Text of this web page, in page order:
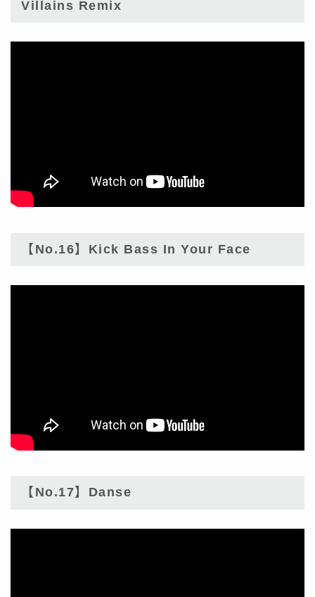
Villains Remix
【No.16】Kick Bass In Your Face
【No.17】Danse